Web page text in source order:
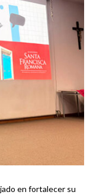
en fortalecer su